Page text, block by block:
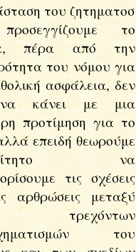
του ζητηματοσ
το
πέρα από την
του νόμου για
ασφάλεια, δεν
κάνει με μια
προτίμηση για το
επειδή θεωρούμε
να
τις σχέσεις
αρθρώσεις μεταξύ
τρεχόντων
του